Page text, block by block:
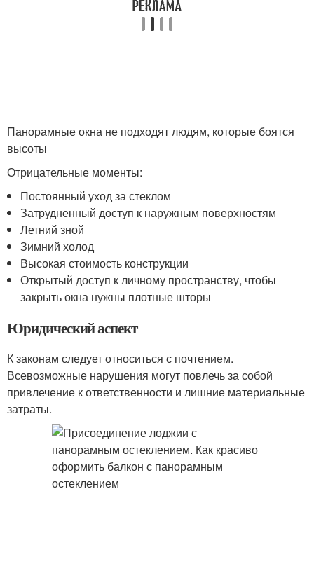
Панорамные окна не подходят людям, которые боятся
высоты
Отрицательные моменты:
Постоянный уход за стеклом
Затрудненный доступ к наружным поверхностям
Летний зной
Зимний холод
Высокая стоимость конструкции
Открытый доступ к личному пространству, чтобы
закрыть окна нужны плотные шторы
Юридический аспект
К законам следует относиться с почтением.
Всевозможные нарушения могут повлечь за собой
привлечение к ответственности и лишние материальные
затраты.